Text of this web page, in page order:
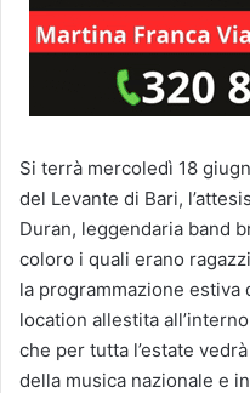
Si terrà mercoledì 18
del Levante di Bari,
Duran, leggendaria band
coloro i quali erano
la programmazione estiva
location allestita
che per tutta l’estate
della musica nazionale e